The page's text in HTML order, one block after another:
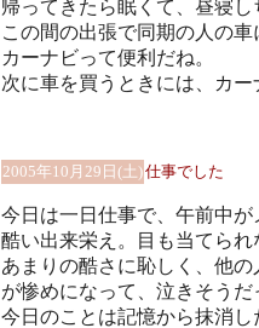
帰ってきたら眠くて、昼寝し
この間の出張で同期の人の
カーナビって便利だね。
次に車を買うときには、カ
2005年10月29日(土)仕事でした
今日は一日仕事で、午前中
酷い出来栄え。目も当てられ
あまりの酷さに恥しく、他
が惨めになって、泣きそうだ
今日のことは記憶から抹消し